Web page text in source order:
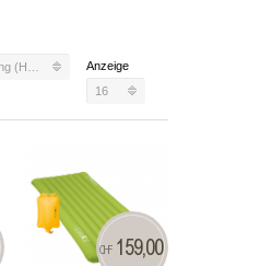
Anzeige
16
CHF 159,00